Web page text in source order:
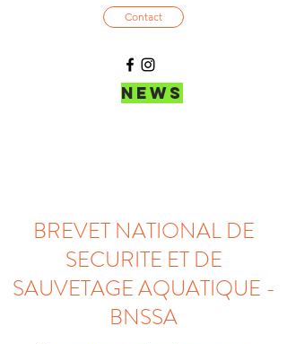
Contact
news
BREVET NATIONAL DE
SECURITE ET DE
SAUVETAGE AQUATIQUE -
BNSSA